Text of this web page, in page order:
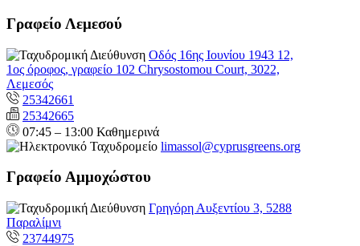
Γραφείο Λεμεσού
Οδός 16ης Ιουνίου 1943 12,
1ος όροφος, γραφείο 102 Chrysostomou Court, 3022,
Λεμεσός
25342661
25342665
07:45 – 13:00 Καθημερινά
limassol@cyprusgreens.org
Γραφείο Αμμοχώστου
Γρηγόρη Αυξεντίου 3, 5288
Παραλίμνι
23744975